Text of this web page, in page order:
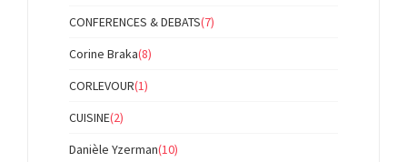
CONFERENCES & DEBATS(7)
Corine Braka(8)
CORLEVOUR(1)
CUISINE(2)
Danièle Yzerman(10)